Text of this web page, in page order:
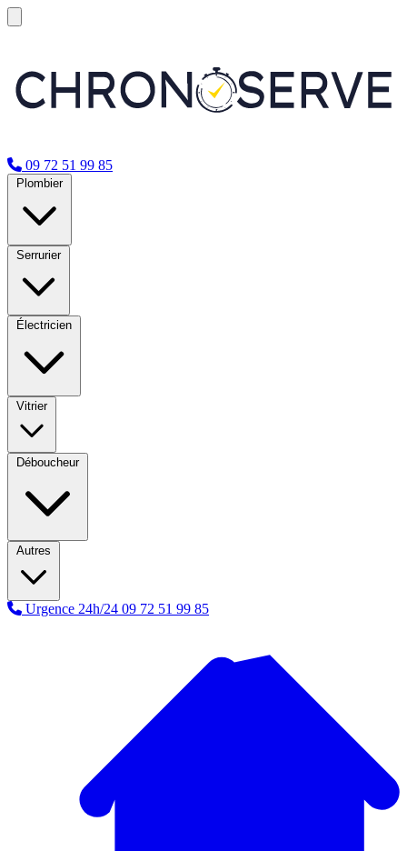
09 72 51 99 85
Plombier
Serrurier
Électricien
Vitrier
Déboucheur
Autres
Urgence 24h/24 09 72 51 99 85